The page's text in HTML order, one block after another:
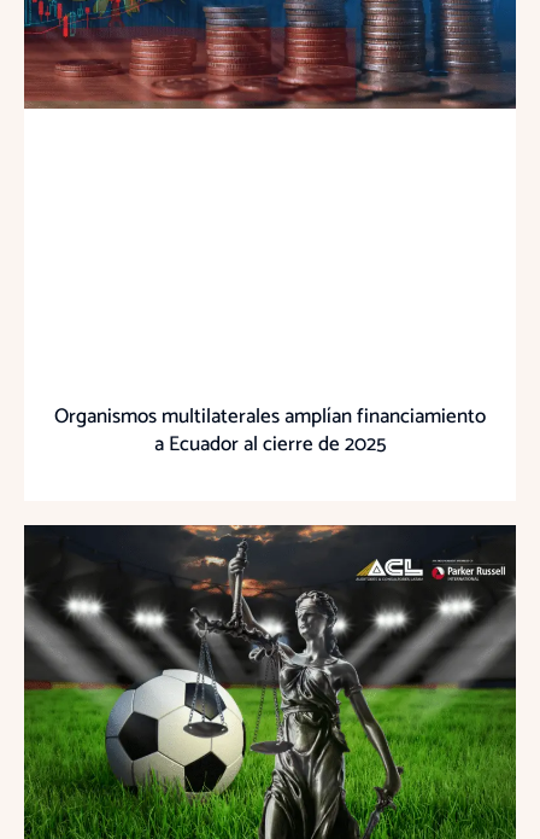
Organismos multilaterales amplían financiamiento
a Ecuador al cierre de 2025